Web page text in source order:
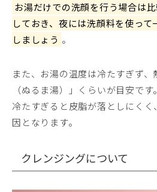
お湯だけでの洗顔を行う場合は
しておき、夜には洗顔料を使っ
しましょう 。
また、お湯の温度は冷たすぎず
（ぬるま湯）」くらいが目安です。
冷たすぎると皮脂が落としにく
因となります。
クレンジングについて